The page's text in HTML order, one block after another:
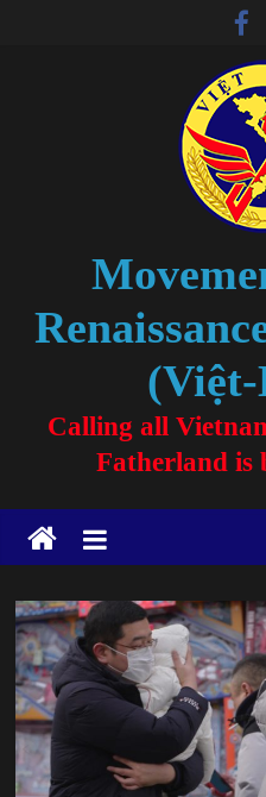
Calling all
Fatherland is